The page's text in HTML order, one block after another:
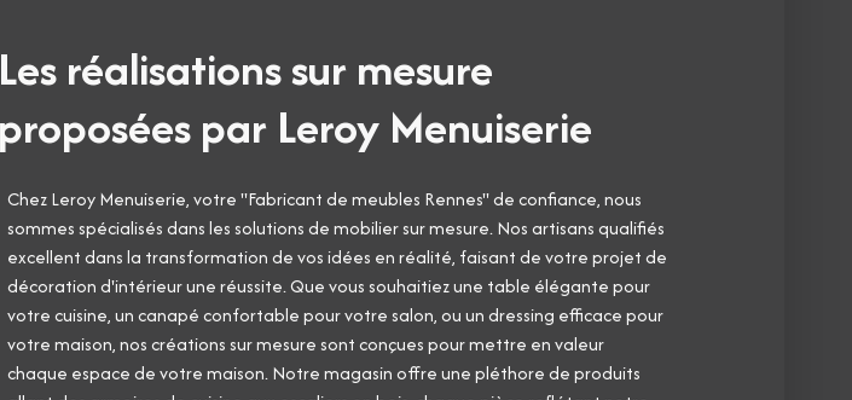
Les réalisations sur mesure
proposées par Leroy Menuiserie
Chez Leroy Menuiserie, votre "Fabricant de meubles Rennes" de confiance, nous
sommes spécialisés dans les solutions de mobilier sur mesure. Nos artisans qualifiés
excellent dans la transformation de vos idées en réalité, faisant de votre projet de
décoration d'intérieur une réussite. Que vous souhaitiez une table élégante pour
votre cuisine, un canapé confortable pour votre salon, ou un dressing efficace pour
votre maison, nos créations sur mesure sont conçues pour mettre en valeur
chaque espace de votre maison. Notre magasin offre une pléthore de produits